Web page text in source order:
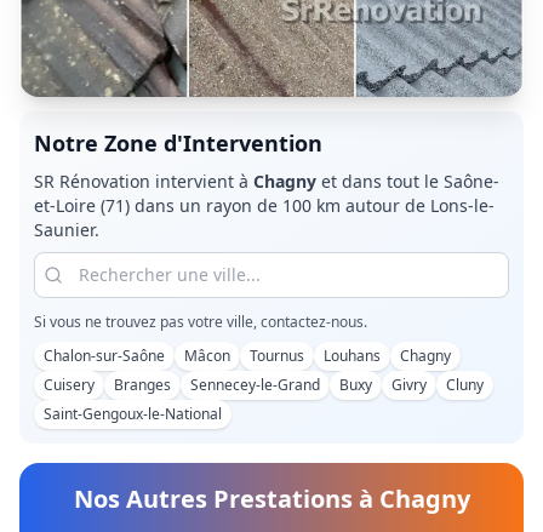
Notre Zone d'Intervention
SR Rénovation intervient à Chagny et dans tout le Saône-
et-Loire (71) dans un rayon de 100 km autour de Lons-le-
Saunier.
Si vous ne trouvez pas votre ville, contactez-nous.
Chalon-sur-Saône
Mâcon Tournus Louhans
Chagny
Cuisery
Branges Sennecey-le-Grand Buxy Givry
Cluny
Saint-Gengoux-le-National
Nos Autres Prestations à Chagny